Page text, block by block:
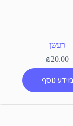
רעשן
₪20.00
מידע נוסף